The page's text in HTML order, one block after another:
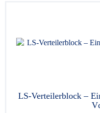
LS-Verteilerblock –